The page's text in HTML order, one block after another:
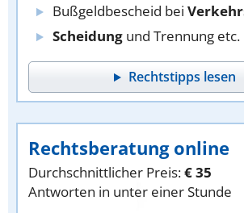
Bußgeldbescheid bei
Scheidung und Trennung etc.
Rechtstipps lesen
Rechtsberatung online
Durchschnittlicher Preis:€ 35
Antworten in unter einer Stunde